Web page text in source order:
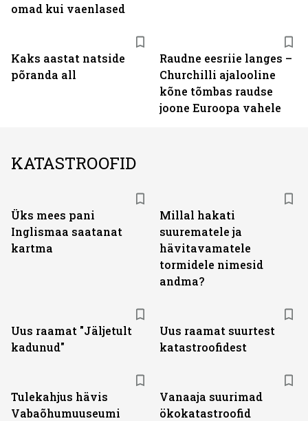
omad kui vaenlased
Kaks aastat natside
põranda all
Raudne eesriie langes –
Churchilli ajalooline
kõne tõmbas raudse
joone Euroopa vahele
KATASTROOFID
Üks mees pani
Inglismaa saatanat
kartma
Millal hakati
suurematele ja
hävitavamatele
tormidele nimesid
andma?
Uus raamat "Jäljetult
kadunud"
Uus raamat suurtest
katastroofidest
Tulekahjus hävis
Vabaõhumuuseumi
Vanaaja suurimad
ökokatastroofid